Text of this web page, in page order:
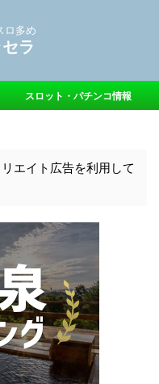
ロ多め
ラ
スロット・パチンコ情報
エイト広告を利用して